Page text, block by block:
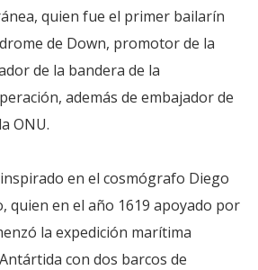
quien fue el primer bailarín
de Down, promotor de la
de la bandera de la
además de embajador de
ONU.
en el cosmógrafo Diego
quien en el año 1619 apoyado por
la expedición marítima
con dos barcos de